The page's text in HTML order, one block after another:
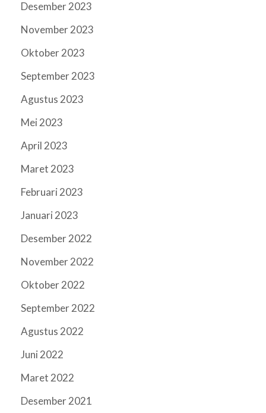
Desember 2023
November 2023
Oktober 2023
September 2023
Agustus 2023
Mei 2023
April 2023
Maret 2023
Februari 2023
Januari 2023
Desember 2022
November 2022
Oktober 2022
September 2022
Agustus 2022
Juni 2022
Maret 2022
Desember 2021